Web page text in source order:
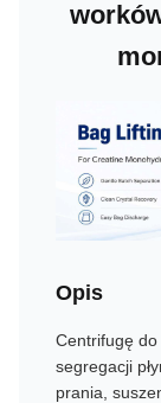
Opis
Centrifugę
segregacji
prania,